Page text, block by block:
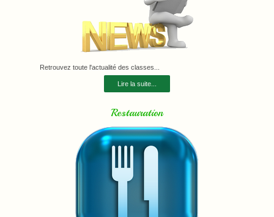
Retrouvez toute l'actualité des classes...
Lire la suite...
Restauration